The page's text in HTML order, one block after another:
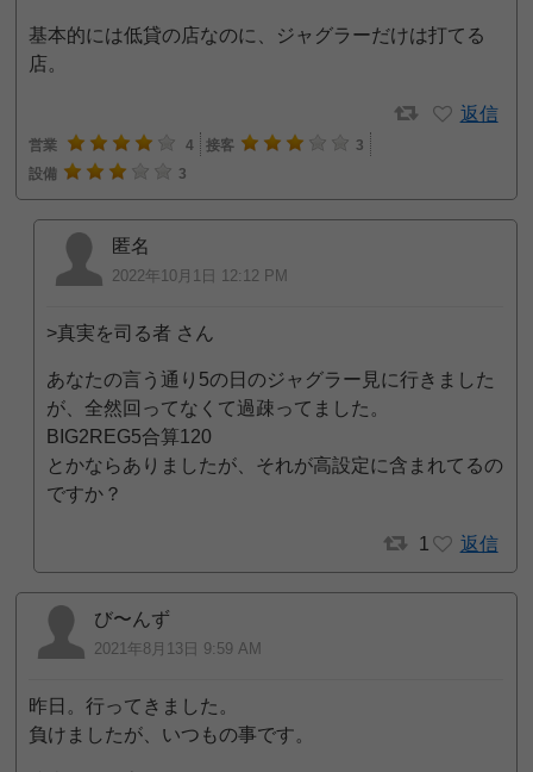
基本的には低貸の店なのに、ジャグラーだけは打てる
店。
返信
営業 4 接客
3
設備
3
匿名
2022年10月1日 12:12 PM
>真実を司る者 さん
あなたの言う通り5の日のジャグラー見に行きました
が、全然回ってなくて過疎ってました。
BIG2REG5合算120
とかならありましたが、それが高設定に含まれてるの
ですか？
1 返信
び〜んず
2021年8月13日 9:59 AM
昨日。行ってきました。
負けましたが、いつもの事です。